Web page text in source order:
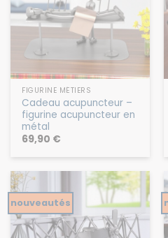
FIGURINE MÉTIERS
Cadeau acupuncteur –
figurine acupuncteur en
métal
69,90 €
nouveautés